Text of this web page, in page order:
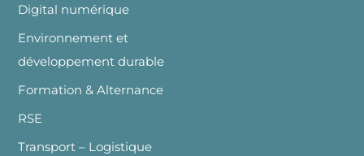
Digital numérique
Environnement et
développement durable
Formation & Alternance
RSE
Transport – Logistique